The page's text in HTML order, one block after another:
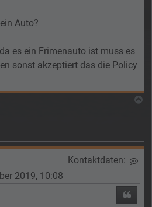
Auto?
es ein Frimenauto ist muss es
sonst akzeptiert das die Policy
Kontaktdaten:
2019, 10:08